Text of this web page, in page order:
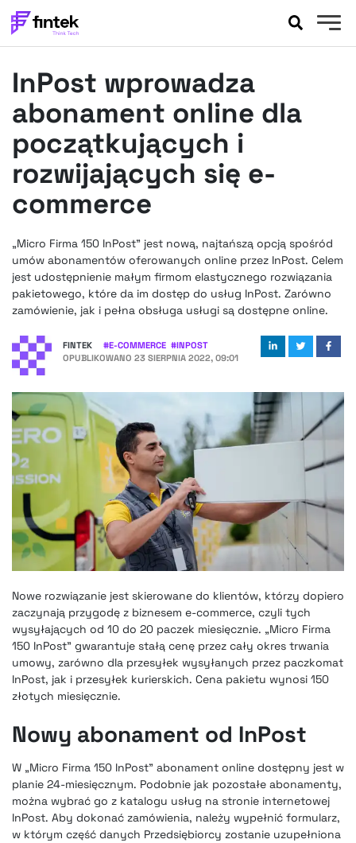
BANKOWOŚĆ
EVENTY
FELIETONY
WYWIADY
LEGAL
PODCASTY
FINTEK EXTRA
OKIEM EKSPERTA
InPost wprowadza
abonament online dla
początkujących i
rozwijających się e-
commerce
„Micro Firma 150 InPost” jest nową, najtańszą opcją spośród
umów abonamentów oferowanych online przez InPost. Celem
jest udostępnienie małym firmom elastycznego rozwiązania
pakietowego, które da im dostęp do usług InPost. Zarówno
zamówienie, jak i pełna obsługa usługi są dostępne online.
FINTEK #E-COMMERCE #INPOST
OPUBLIKOWANO 23 SIERPNIA 2022, 09:01
Nowe rozwiązanie jest skierowane do klientów, którzy dopiero
zaczynają przygodę z biznesem e-commerce, czyli tych
wysyłających od 10 do 20 paczek miesięcznie. „Micro Firma
150 InPost” gwarantuje stałą cenę przez cały okres trwania
umowy, zarówno dla przesyłek wysyłanych przez paczkomat
InPost, jak i przesyłek kurierskich. Cena pakietu wynosi 150
złotych miesięcznie.
Nowy abonament od InPost
W „Micro Firma 150 InPost” abonament online dostępny jest w
planie 24-miesięcznym. Podobnie jak pozostałe abonamenty,
można wybrać go z katalogu usług na stronie internetowej
InPost. Aby dokonać zamówienia, należy wypełnić formularz,
w którym część danych Przedsiębiorcy zostanie uzupełniona